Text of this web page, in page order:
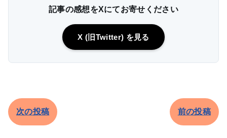
記事の感想をXにてお寄せください
X (旧Twitter) を見る
次の投稿 前の投稿